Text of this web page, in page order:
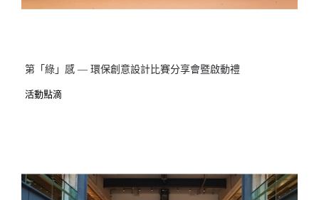
第「綠」感 — 環保創意設計比賽分享會暨啟動禮
活動點滴